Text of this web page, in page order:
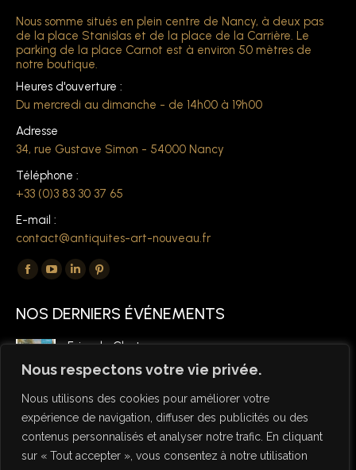
Nous respectons votre vie privée.
Nous utilisons des cookies pour améliorer votre
expérience de navigation, diffuser des publicités ou des
contenus personnalisés et analyser notre trafic. En cliquant
sur « Tout accepter », vous consentez à notre utilisation
Nous somme situés en plein centre de Nancy, à deux pas
de la place Stanislas et de la place de la Carrière. Le
parking de la place Carnot est à environ 50 mètres de
notre boutique.
Heures d'ouverture :
Du mercredi au dimanche - de 14h00 à 19h00
Adresse
34, rue Gustave Simon - 54000 Nancy
Téléphone :
+33 (0)3 83 30 37 65
E-mail :
contact@antiquites-art-nouveau.fr
Trouvez nous sur :
La
Facebook
s'ouvre
dans
nouvelle
fenêtre
La
YouTube
s'ouvre
nouvelle
fenêtre
La
LinkedIn
s'ouvre
une
nouvelle
fenêtre
La
Pinterest
s'ouvre
dans
nouvelle
fenêtre
NOS DERNIERS ÉVÉNEMENTS
Foire de Chatou
6 mars 2026